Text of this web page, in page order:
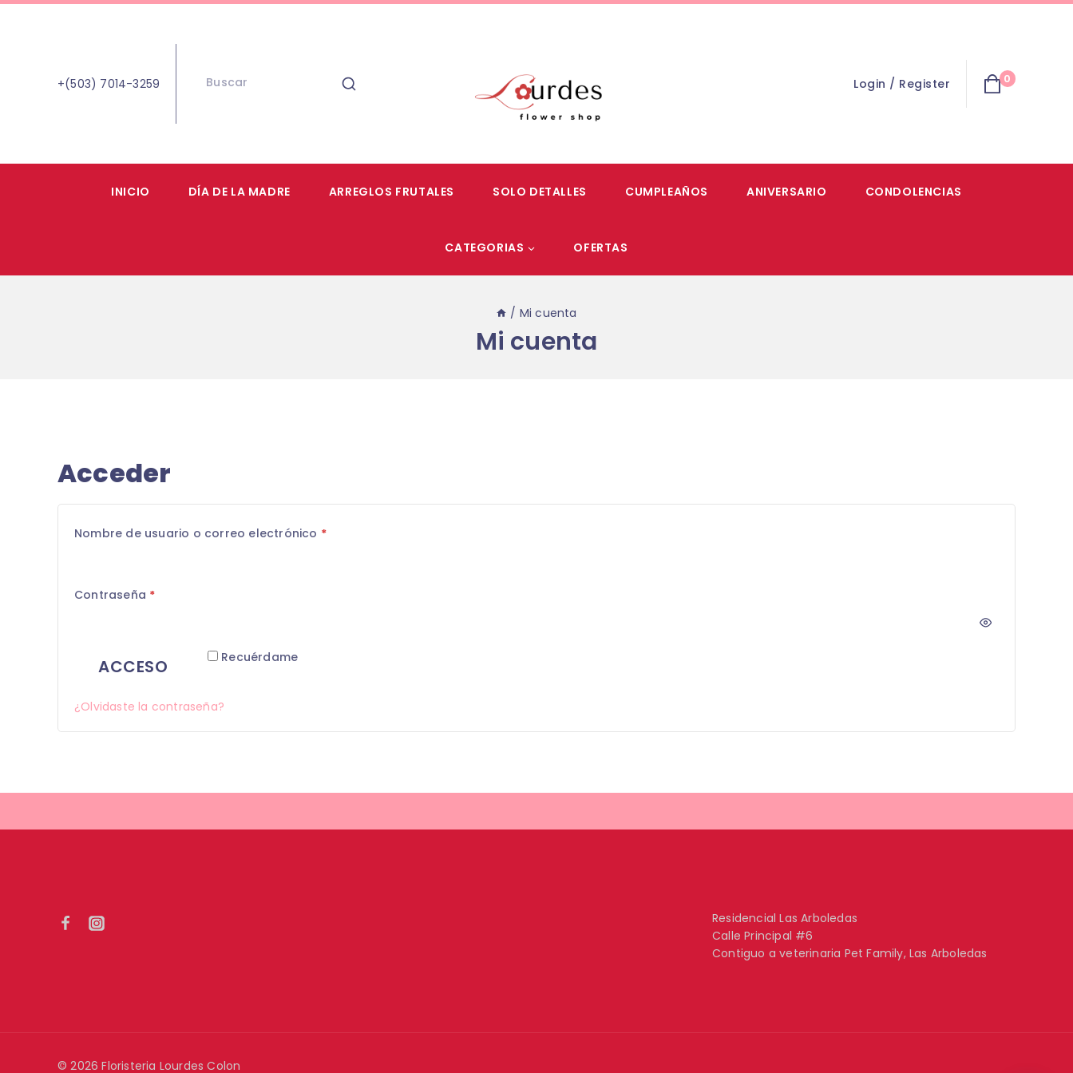
+(503) 7014-3259 Login / Register 0
INICIO DÍA DE LA MADRE ARREGLOS FRUTALES SOLO DETALLES CUMPLEAÑOS ANIVERSARIO CONDOLENCIAS
CATEGORIAS OFERTAS
/ Mi cuenta
Mi cuenta
Acceder
Nombre de usuario o correo electrónico *
Contraseña *
Recuérdame
ACCESO
¿Olvidaste la contraseña?
Residencial Las Arboledas
Calle Principal #6
Contiguo a veterinaria Pet Family, Las Arboledas
© 2026 Floristeria Lourdes Colon